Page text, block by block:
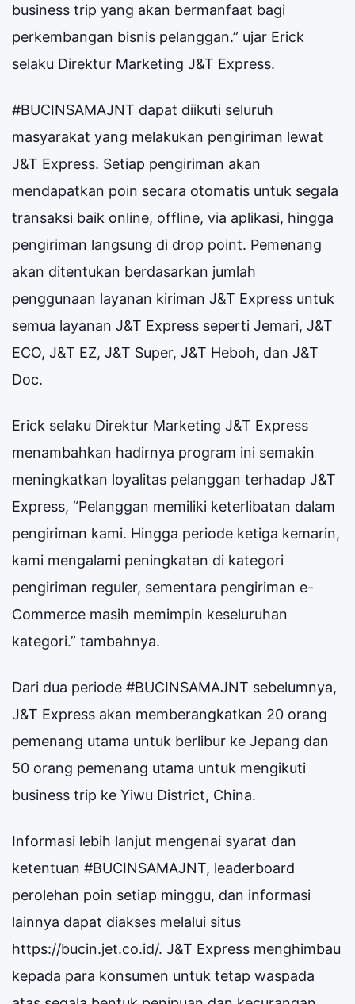
business trip yang akan bermanfaat bagi
perkembangan bisnis pelanggan.” ujar Erick
selaku Direktur Marketing J&T Express.
#BUCINSAMAJNT dapat diikuti seluruh
masyarakat yang melakukan pengiriman lewat
J&T Express. Setiap pengiriman akan
mendapatkan poin secara otomatis untuk segala
transaksi baik online, offline, via aplikasi, hingga
pengiriman langsung di drop point. Pemenang
akan ditentukan berdasarkan jumlah
penggunaan layanan kiriman J&T Express untuk
semua layanan J&T Express seperti Jemari, J&T
ECO, J&T EZ, J&T Super, J&T Heboh, dan J&T
Doc.
Erick selaku Direktur Marketing J&T Express
menambahkan hadirnya program ini semakin
meningkatkan loyalitas pelanggan terhadap J&T
Express, “Pelanggan memiliki keterlibatan dalam
pengiriman kami. Hingga periode ketiga kemarin,
kami mengalami peningkatan di kategori
pengiriman reguler, sementara pengiriman e-
Commerce masih memimpin keseluruhan
kategori.” tambahnya.
Dari dua periode #BUCINSAMAJNT sebelumnya,
J&T Express akan memberangkatkan 20 orang
pemenang utama untuk berlibur ke Jepang dan
50 orang pemenang utama untuk mengikuti
business trip ke Yiwu District, China.
Informasi lebih lanjut mengenai syarat dan
ketentuan #BUCINSAMAJNT, leaderboard
perolehan poin setiap minggu, dan informasi
lainnya dapat diakses melalui situs
https://bucin.jet.co.id/. J&T Express menghimbau
kepada para konsumen untuk tetap waspada